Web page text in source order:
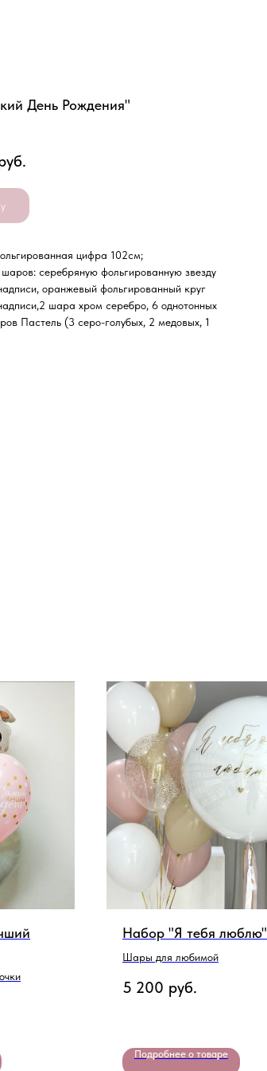
День Рождения"
цифра 102см;
серебряную фольгированную звезду
оранжевый фольгированный круг
шара хром серебро, 6 однотонных
Пастель (3 серо-голубых, 2 медовых, 1
Набор "Я тебя люблю"
Шары для любимой
5 200 руб.
Подробнее о товаре